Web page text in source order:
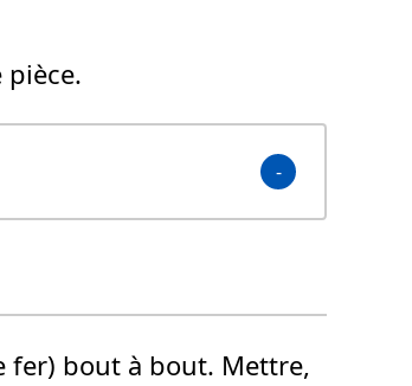
fer) bout à bout. Mettre,